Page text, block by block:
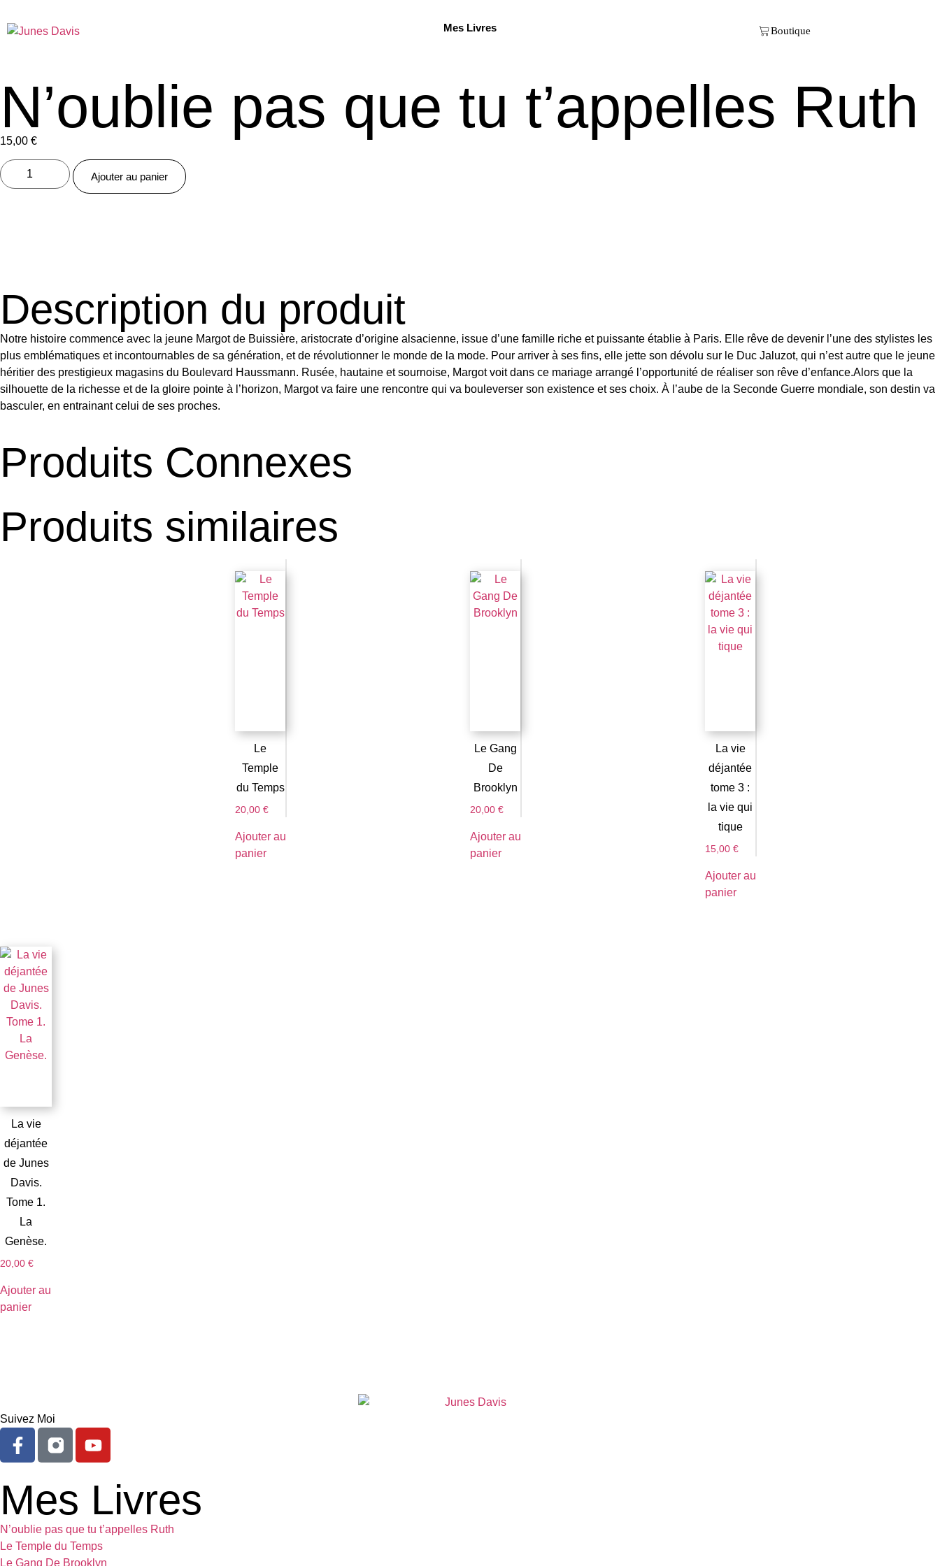
Mes Livres
N’oublie pas que tu t’appelles Ruth
15,00 €
Ajouter au panier
Description du produit
Notre histoire commence avec la jeune Margot de Buissière, aristocrate d’origine alsacienne, issue d’une famille riche et puissante établie à Paris. Elle rêve de devenir l’une des stylistes les
plus emblématiques et incontournables de sa génération, et de révolutionner le monde de la mode. Pour arriver à ses fins, elle jette son dévolu sur le Duc Jaluzot, qui n’est autre que le jeune
héritier des prestigieux magasins du Boulevard Haussmann. Rusée, hautaine et sournoise, Margot voit dans ce mariage arrangé l’opportunité de réaliser son rêve d’enfance.Alors que la
silhouette de la richesse et de la gloire pointe à l’horizon, Margot va faire une rencontre qui va bouleverser son existence et ses choix. À l’aube de la Seconde Guerre mondiale, son destin va
basculer, en entrainant celui de ses proches.
Produits Connexes
Produits similaires
Le
Temple
du Temps
20,00 €
Ajouter au
panier
Le Gang
De
Brooklyn
20,00 €
Ajouter au
panier
La vie
déjantée
tome 3 :
la vie qui
tique
15,00 €
Ajouter au
panier
La vie
déjantée
de Junes
Davis.
Tome 1.
La
Genèse.
20,00 €
Ajouter au
panier
Suivez Moi
Mes Livres
N’oublie pas que tu t’appelles Ruth
Le Temple du Temps
Le Gang De Brooklyn